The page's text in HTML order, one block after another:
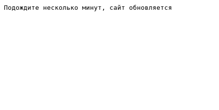
Подождите несколько минут, сайт обновляется